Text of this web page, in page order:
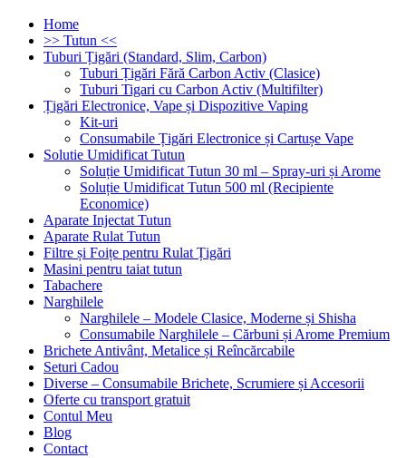
Home
>> Tutun <<
Tuburi Țigări (Standard, Slim, Carbon)
Tuburi Țigări Fără Carbon Activ (Clasice)
Tuburi Tigari cu Carbon Activ (Multifilter)
Țigări Electronice, Vape și Dispozitive Vaping
Kit-uri
Consumabile Țigări Electronice și Cartușe Vape
Solutie Umidificat Tutun
Soluție Umidificat Tutun 30 ml – Spray-uri și Arome
Soluție Umidificat Tutun 500 ml (Recipiente
Economice)
Aparate Injectat Tutun
Aparate Rulat Tutun
Filtre și Foițe pentru Rulat Țigări
Masini pentru taiat tutun
Tabachere
Narghilele
Narghilele – Modele Clasice, Moderne și Shisha
Consumabile Narghilele – Cărbuni și Arome Premium
Brichete Antivânt, Metalice și Reîncărcabile
Seturi Cadou
Diverse – Consumabile Brichete, Scrumiere și Accesorii
Oferte cu transport gratuit
Contul Meu
Blog
Contact